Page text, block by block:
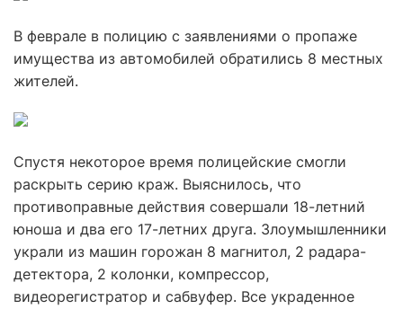
В феврале в полицию с заявлениями о пропаже
имущества из автомобилей обратились 8 местных
жителей.
Спустя некоторое время полицейские смогли
раскрыть серию краж. Выяснилось, что
противоправные действия совершали 18-летний
юноша и два его 17-летних друга. Злоумышленники
украли из машин горожан 8 магнитол, 2 радара-
детектора, 2 колонки, компрессор,
видеорегистратор и сабвуфер. Все украденное